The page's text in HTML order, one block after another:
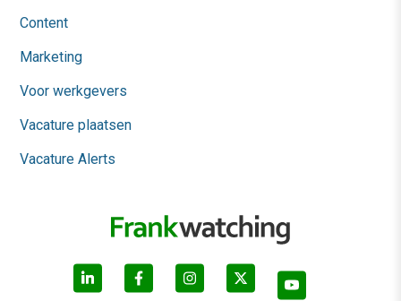
Content
Marketing
Voor werkgevers
Vacature plaatsen
Vacature Alerts